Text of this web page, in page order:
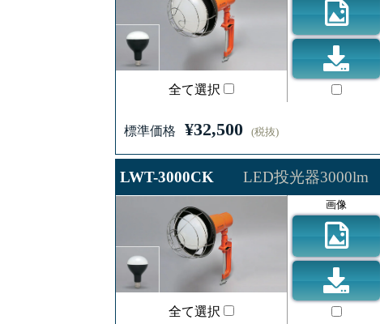
全て選択
標準価格 ¥32,500 (税抜)
LWT-3000CK LED投光器3000lm
全て選択
画像